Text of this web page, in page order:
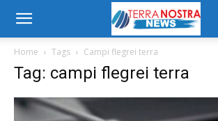
Home Tags Campi flegrei terra
Tag: campi flegrei terra